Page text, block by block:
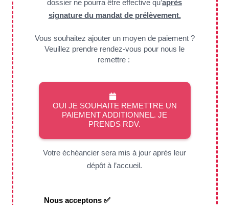
dossier ne pourra être effective qu’après
signature du mandat de prélèvement.
Vous souhaitez ajouter un moyen de paiement ?
Veuillez prendre rendez-vous pour nous le
remettre :
OUI JE SOUHAITE REMETTRE UN
PAIEMENT ADDITIONNEL. JE
PRENDS RDV.
Votre échéancier sera mis à jour après leur
dépôt à l’accueil.
Nous acceptons ✅